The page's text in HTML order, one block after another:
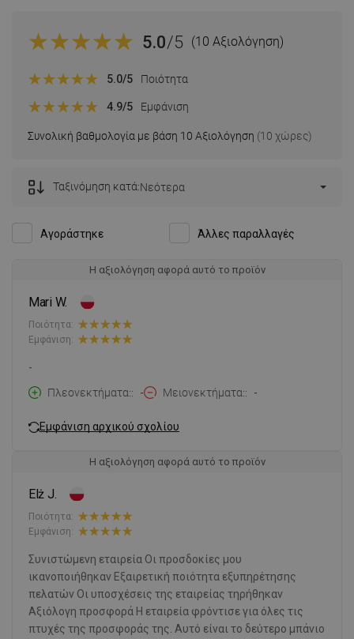
5.0/5 (10 Αξιολόγηση)
Συνολική βαθμολογία με βάση 10 Αξιολόγηση (10 χώρες)
5.0/5 Ποιότητα
4.9/5 Εμφάνιση
Αγοράστηκε Άλλες παραλλαγές
Ταξινόμηση κατά:Νεότερα
Η αξιολόγηση αφορά αυτό το προϊόν
Mari W.
Ποιότητα:
Εμφάνιση:
-
Πλεονεκτήματα:
- Μειονεκτήματα: -
Εμφάνιση αρχικού σχολίου
Η αξιολόγηση αφορά αυτό το προϊόν
Elż J.
Ποιότητα:
Εμφάνιση:
Συνιστώμενη εταιρεία Οι προσδοκίες μου
ικανοποιήθηκαν Εξαιρετική ποιότητα εξυπηρέτησης
πελατών Οι υποσχέσεις της εταιρείας τηρήθηκαν
Αξιόλογη προσφορά Η εταιρεία φρόντισε για όλες τις
πτυχές της προσφοράς της. Αυτό είναι το δεύτερο μπάνιο